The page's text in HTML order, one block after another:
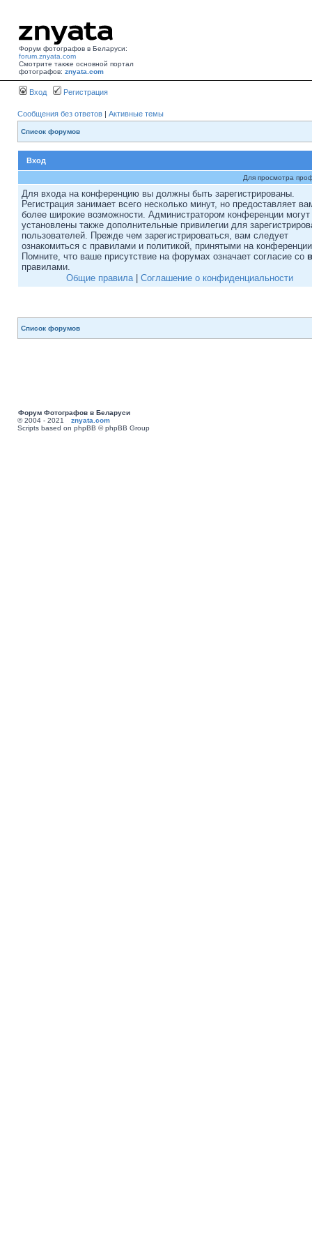
Форум фотографов в Беларуси:
forum.znyata.com
Смотрите также основной портал
фотографов: znyata.com
Вход Регистрация
Сообщения без ответов | Активные темы
Список форумов
Вход
Для просмотра
Для входа на конференцию вы должны быть зарегистрированы.
Регистрация занимает всего несколько минут, но предоставляет
более широкие возможности. Администратором конференции
установлены также дополнительные привилегии для
пользователей. Прежде чем зарегистрироваться, вам следует
ознакомиться с правилами и политикой, принятыми на
Помните, что ваше присутствие на форумах означает согласие со
правилами.
Общие правила| Соглашение о конфиденциальности
Список форумов
Форум Фотографов в Беларуси
© 2004 - 2021 znyata.com
Scripts based on phpBB © phpBB Group